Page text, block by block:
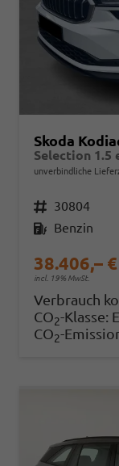
Skoda
unverbindliche
Fahrzeugnr. 30804
Kraftstoff Benzin
38.406,– €
incl. 19% MwSt.
Verbrauch
CO2-Klasse: E
CO2-